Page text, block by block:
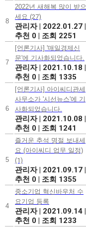
8
2022년 새해복 많이 받으
세요 (27)
관리자 | 2022.01.27 |
추천 0 | 조회 2251
7
[언론기사] '매일경제신
문'에 기사화되었습니다.
관리자 | 2021.10.18 |
추천 0 | 조회 1335
6
[언론기사] 아이씨디관세
사무소가 '시선뉴스'에 기
사화되었습니다.
관리자 | 2021.10.08 |
추천 0 | 조회 1241
5
즐거운 추석 명절 보내세
요 (아이씨디 업무 일정)
(1)
관리자 | 2021.09.17 |
추천 0 | 조회 1355
4
중소기업 혁신바우처 수
요기업 등록
관리자 | 2021.09.14 |
추천 0 | 조회 1233